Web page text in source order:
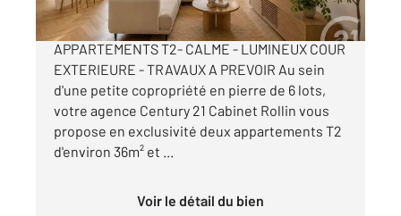
BORDEAUX - COEUR CHARTRONS
APPARTEMENTS T2- CALME - LUMINEUX COUR
EXTERIEURE - TRAVAUX A PREVOIR Au sein
d'une petite copropriété en pierre de 6 lots,
votre agence Century 21 Cabinet Rollin vous
propose en exclusivité deux appartements T2
d'environ 36m² et ...
Voir le détail du bien